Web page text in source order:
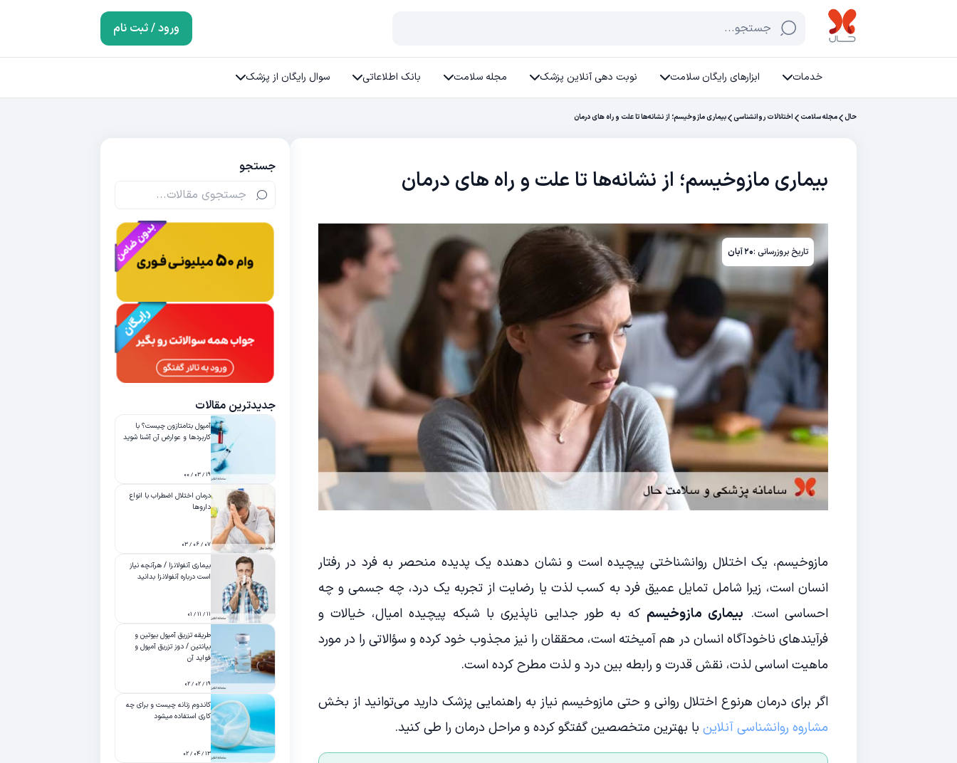
جستجو... ورود / ثبت نام
خدمات ابزارهای رایگان سلامت نوبت دهی آنلاین پزشک مجله سلامت بانک اطلاعاتی سوال رایگان از پزشک
حال مجله سلامت اختلالات روانشناسی بیماری مازوخیسم؛ از نشانه‌ها تا علت و راه های درمان
بیماری مازوخیسم؛ از نشانه‌ها تا علت و راه های درمان
تاریخ بروزرسانی :۲۰ آبان
مازوخیسم، یک اختلال روانشناختی پیچیده است و نشان دهنده یک پدیده منحصر به فرد در رفتار
انسان است، زیرا شامل تمایل عمیق فرد به کسب لذت یا رضایت از تجربه یک درد، چه جسمی و چه
احساسی است. بیماری مازوخیسم که به طور جدایی ناپذیری با شبکه پیچیده امیال، خیالات و
فرآیندهای ناخودآگاه انسان در هم آمیخته است، محققان را نیز مجذوب خود کرده و سؤالاتی را در مورد
ماهیت اساسی لذت، نقش قدرت و رابطه بین درد و لذت مطرح کرده است.
اگر برای درمان هرنوع اختلال روانی و حتی مازوخیسم نیاز به راهنمایی پزشک دارید می‌توانید از بخش
مشاروه روانشناسی آنلاین با بهترین متخصصین گفتگو کرده و مراحل درمان را طی کنید.
جستجو
جدیدترین مقالات
آمپول بتامتازون چیست؟ با
کاربردها و عوارض آن آشنا شوید
۱۹ / ۰۳ / ۰۰
درمان اختلال اضطراب با انواع
داروها
۰۷ / ۰۶ / ۰۳
بیماری آنفولانزا / هرآنچه نیاز
است درباره آنفولانزا بدانید
۱۱ / ۱۱ / ۰۱
طریقه تزریق آمپول بیوتین و
بپانتین / دوز تزریق آمپول و
فواید آن
۱۹ / ۰۲ / ۰۲
کاندوم زنانه چیست و برای چه
کاری استفاده میشود
۱۳ / ۰۴ / ۰۲